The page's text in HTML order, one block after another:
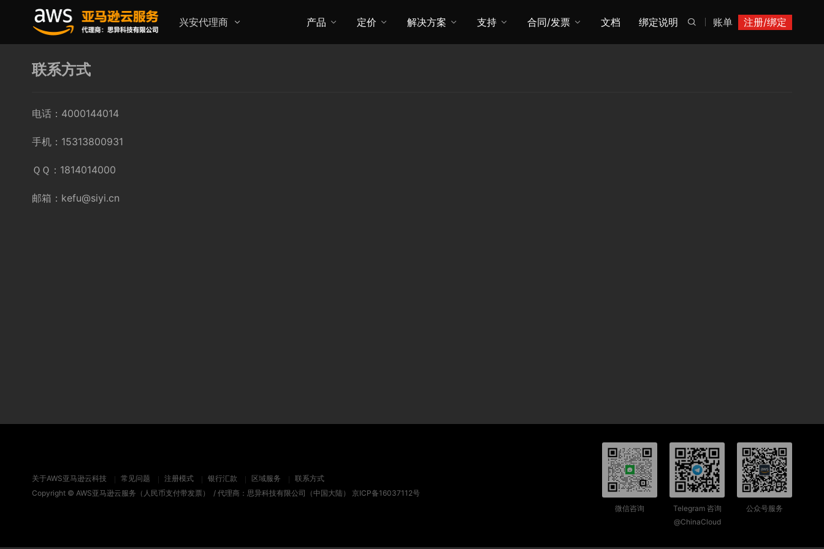
兴安代理商 账单 注册/绑定

产品 定价 解决方案 支持 合同/发票 文档 绑定说明
联系方式
电话：4000144014
手机：15313800931
ＱＱ：1814014000
邮箱：kefu@siyi.cn
关于AWS亚马逊云科技 常见问题 注册模式 银行汇款 区域服务
联系方式
Copyright © AWS亚马逊云服务（人民币支付带发票） / 代理商：思异科技有限公司（中国大陆） 京ICP备16037112号
微信咨询
Telegram 咨询
@ChinaCloud
公众号服务